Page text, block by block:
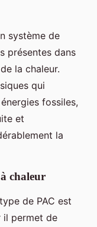
système de
présentes dans
la chaleur.
qui
fossiles,
et
la
chaleur
de PAC est
il permet de